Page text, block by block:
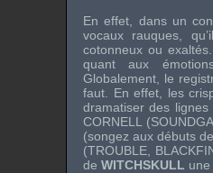
En effet, dans un
vocaux rauques,
cotonneux ou
quant aux
Globalement, le
faut. En effet, les
dramatiser des
CORNELL
(
(songez aux débuts de
(TROUBLE
de WITCHSKULL